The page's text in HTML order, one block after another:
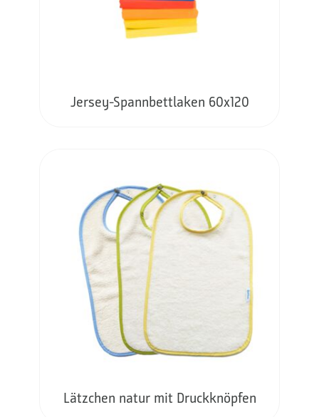
Jersey-Spannbettlaken 60x120
Lätzchen natur mit Druckknöpfen